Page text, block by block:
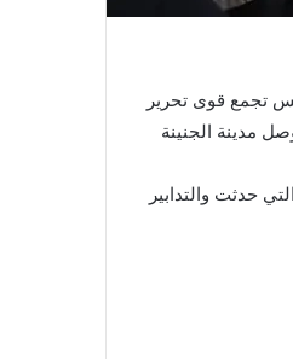
تجمع قوى تحرير
مدينة الجنينة
حدثت والتدابير